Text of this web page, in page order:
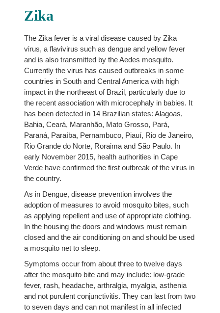
Zika
The Zika fever is a viral disease caused by Zika
virus, a flavivirus such as dengue and yellow fever
and is also transmitted by the Aedes mosquito.
Currently the virus has caused outbreaks in some
countries in South and Central America with high
impact in the northeast of Brazil, particularly due to
the recent association with microcephaly in babies. It
has been detected in 14 Brazilian states: Alagoas,
Bahia, Ceará, Maranhão, Mato Grosso, Pará,
Paraná, Paraíba, Pernambuco, Piauí, Rio de Janeiro,
Rio Grande do Norte, Roraima and São Paulo. In
early November 2015, health authorities in Cape
Verde have confirmed the first outbreak of the virus in
the country.
As in Dengue, disease prevention involves the
adoption of measures to avoid mosquito bites, such
as applying repellent and use of appropriate clothing.
In the housing the doors and windows must remain
closed and the air conditioning on and should be used
a mosquito net to sleep.
Symptoms occur from about three to twelve days
after the mosquito bite and may include: low-grade
fever, rash, headache, arthralgia, myalgia, asthenia
and not purulent conjunctivitis. They can last from two
to seven days and can not manifest in all infected